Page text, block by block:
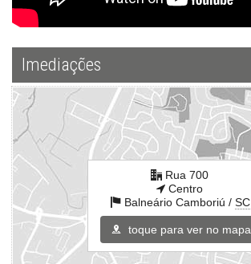
Imediações
Rua 700
Centro
Balneário Camboriú / SC
toque para ver no mapa